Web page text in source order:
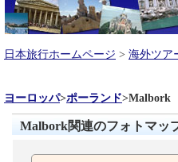
日本旅行ホームページ > 海外ツア
ヨーロッパ>ポーランド>Malbork
Malbork関連のフォトマッ